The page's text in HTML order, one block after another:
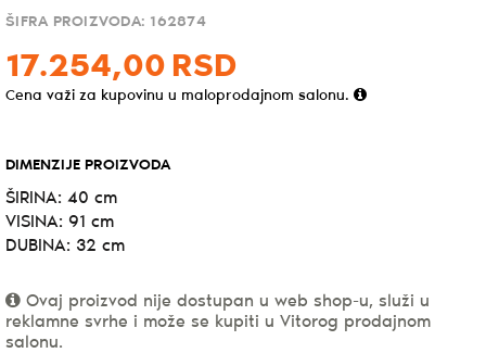
ŠIFRA PROIZVODA: 162874
17.254,00 RSD
Cena važi za kupovinu u maloprodajnom salonu.
DIMENZIJE PROIZVODA
ŠIRINA: 40 cm
VISINA: 91 cm
DUBINA: 32 cm
Ovaj proizvod nije dostupan u web shop-u, služi u
reklamne svrhe i može se kupiti u Vitorog prodajnom
salonu.